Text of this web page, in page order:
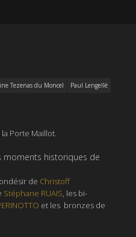
Tezenas du Moncel
Paul Lengellé
Porte Maillot.
moments historiques de
de Christoff
Stéphane RUAIS, les bi-
et les bronzes de